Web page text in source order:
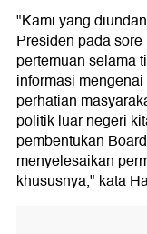
"Kami yang
Presiden pada
pertemuan selama
informasi
perhatian
politik luar negeri
pembentukan
menyelesaikan
khususnya," kata